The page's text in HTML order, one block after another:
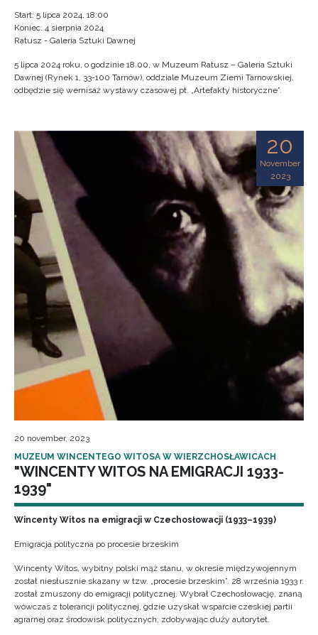
Start: 5 lipca 2024, 18:00
Koniec: 4 sierpnia 2024
Ratusz - Galeria Sztuki Dawnej
5 lipca 2024 roku, o godzinie 18.00, w Muzeum Ratusz – Galeria Sztuki
Dawnej (Rynek 1, 33-100 Tarnów), oddziale Muzeum Ziemi Tarnowskiej,
odbędzie się wernisaż wystawy czasowej pt. „Artefakty historyczne”.
20
November
2023
20 november, 2023
MUZEUM WINCENTEGO WITOSA W WIERZCHOSŁAWICACH
"WINCENTY WITOS NA EMIGRACJI 1933-
1939"
Wincenty Witos na emigracji w Czechosłowacji (1933–1939)
Emigracja polityczna po procesie brzeskim
Wincenty Witos, wybitny polski mąż stanu, w okresie międzywojennym
został niesłusznie skazany w tzw. „procesie brzeskim”. 28 września 1933 r.
został zmuszony do emigracji politycznej. Wybrał Czechosłowację, znaną
wówczas z tolerancji politycznej, gdzie uzyskał wsparcie czeskiej partii
agrarnej oraz środowisk politycznych, zdobywając duży autorytet.